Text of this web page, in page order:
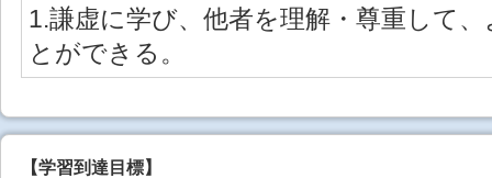
1.謙虚に学び、他者を理解・尊重して
とができる。
【学習到達目標】